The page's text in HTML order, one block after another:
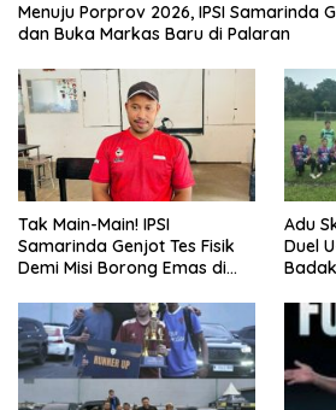
Menuju Porprov 2026, IPSI Samarinda
dan Buka Markas Baru di Palaran
Tak Main-Main! IPSI
Samarinda Genjot Tes Fisik
Demi Misi Borong Emas di
Adu
Duel